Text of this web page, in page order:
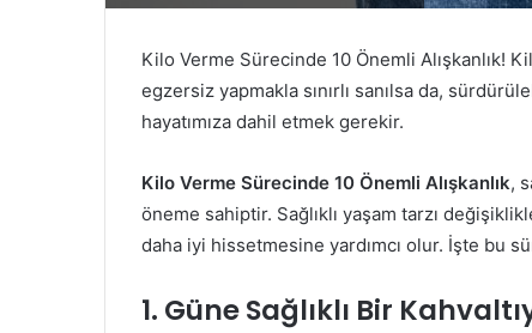
Kilo Verme Sürecinde 10 Önemli Alışkanlık!
egzersiz yapmakla sınırlı sanılsa da,
hayatımıza dahil etmek gerekir.
Kilo Verme Sürecinde 10 Önemli Alışkanlık,
öneme sahiptir. Sağlıklı yaşam tarzı
daha iyi hissetmesine yardımcı olur. İşte bu
1. Güne Sağlıklı Bir